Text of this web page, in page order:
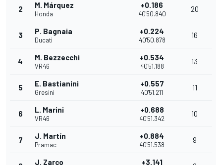
2 M. Márquez
Honda
+0.186
40'50.840
20
3 P. Bagnaia
Ducati
+0.224
40'50.878
16
4 M. Bezzecchi
VR46
+0.534
40'51.188
13
5 E. Bastianini
Gresini
+0.557
40'51.211
11
6 L. Marini
VR46
+0.688
40'51.342
10
7 J. Martín
Pramac
+0.884
40'51.538
9
J. Zarco +3.141